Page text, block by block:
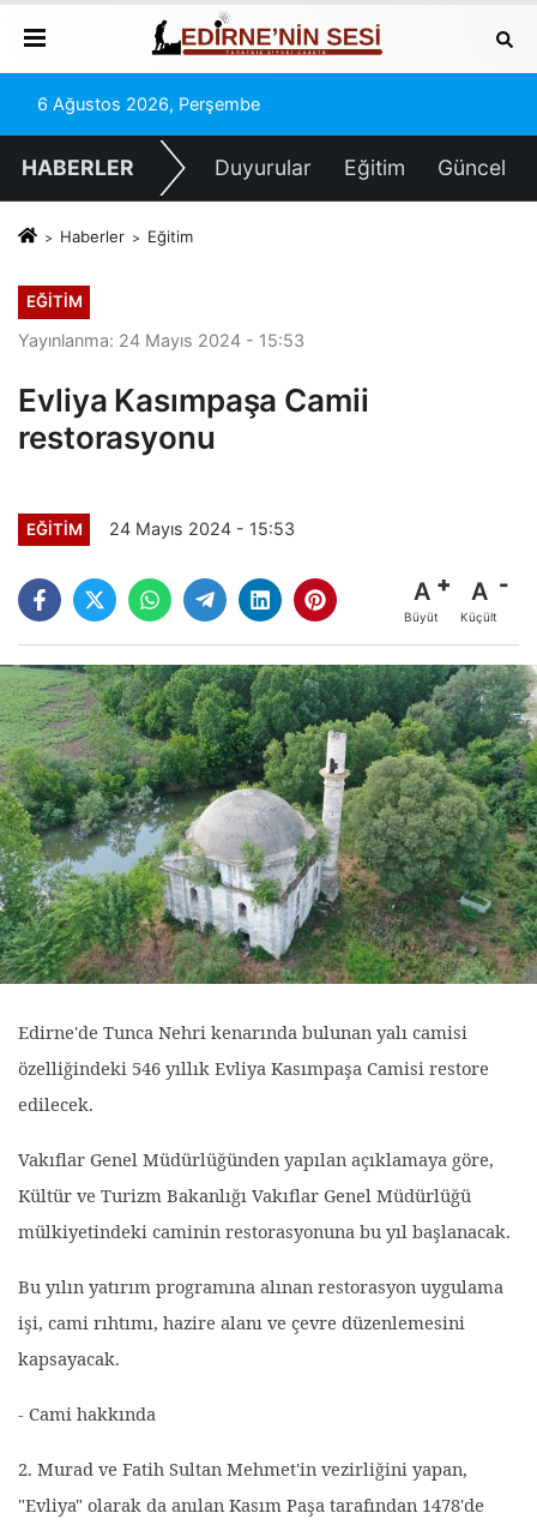
6 Ağustos 2026, Perşembe
HABERLER Duyurular Eğitim Güncel
Haberler Eğitim
EĞITIM
Yayınlanma: 24 Mayıs 2024 - 15:53
Evliya Kasımpaşa Camii
restorasyonu
EĞITIM 24 Mayıs 2024 - 15:53
A
Büyüt
A
Küçült
Edirne'de Tunca Nehri kenarında bulunan yalı camisi
özelliğindeki 546 yıllık Evliya Kasımpaşa Camisi restore
edilecek.
Vakıflar Genel Müdürlüğünden yapılan açıklamaya göre,
Kültür ve Turizm Bakanlığı Vakıflar Genel Müdürlüğü
mülkiyetindeki caminin restorasyonuna bu yıl başlanacak.
Bu yılın yatırım programına alınan restorasyon uygulama
işi, cami rıhtımı, hazire alanı ve çevre düzenlemesini
kapsayacak.
- Cami hakkında
2. Murad ve Fatih Sultan Mehmet'in vezirliğini yapan,
"Evliya" olarak da anılan Kasım Paşa tarafından 1478'de